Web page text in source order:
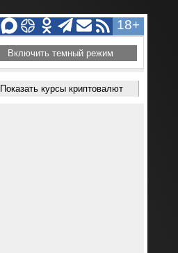
18+
Включить темный режим
Показать курсы криптовалют